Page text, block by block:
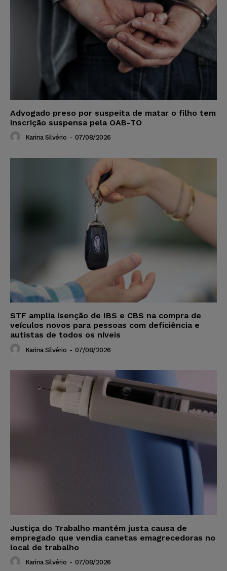
Advogado preso por suspeita de matar o filho tem
inscrição suspensa pela OAB-TO
Karina Silvério - 07/08/2026
STF amplia isenção de IBS e CBS na compra de
veículos novos para pessoas com deficiência e
autistas de todos os níveis
Karina Silvério - 07/08/2026
Justiça do Trabalho mantém justa causa de
empregado que vendia canetas emagrecedoras no
local de trabalho
Karina Silvério - 07/08/2026